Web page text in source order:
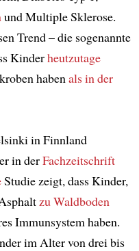
und Multiple Sklerose.
Trend – die sogenannte
Kinderheutzutage
haben als in der
in Finnland
in derFachzeitschrift
Studie zeigt, dass Kinder,
zu Waldboden
Immunsystem haben.
im Alter von drei bis